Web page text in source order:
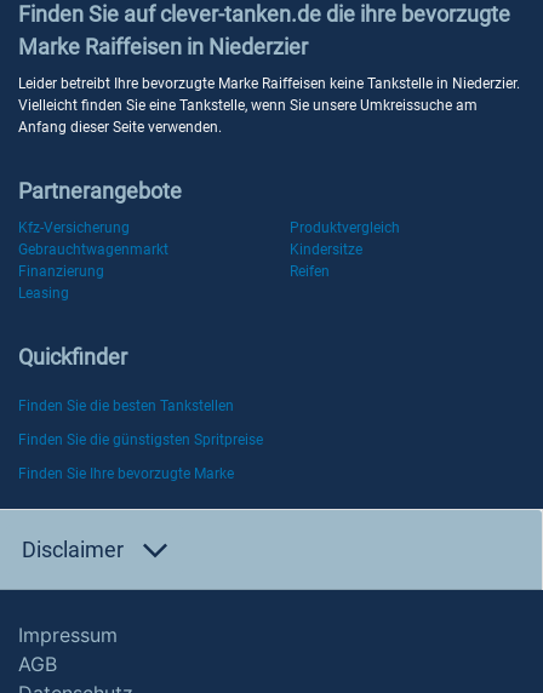
Finden Sie auf clever-tanken.de die ihre bevorzugte
Marke Raiffeisen in Niederzier
Leider betreibt Ihre bevorzugte Marke Raiffeisen keine Tankstelle in Niederzier.
Vielleicht finden Sie eine Tankstelle, wenn Sie unsere Umkreissuche am
Anfang dieser Seite verwenden.
Partnerangebote
Kfz-Versicherung
Produktvergleich
Gebrauchtwagenmarkt
Kindersitze
Finanzierung
Reifen
Leasing
Quickfinder
Finden Sie die besten Tankstellen
Finden Sie die günstigsten Spritpreise
Finden Sie Ihre bevorzugte Marke
Disclaimer
Impressum
AGB